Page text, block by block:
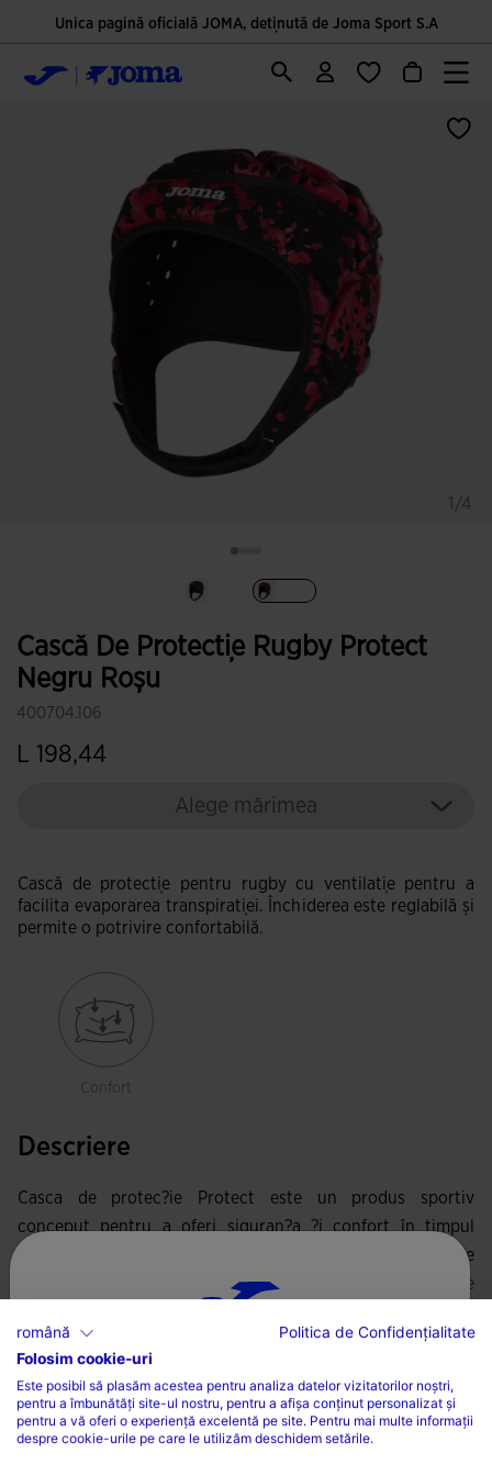
Unica pagină oficială JOMA, deținută de Joma Sport S.A
Cască De Protecție Rugby Protect
Negru Roșu
400704.106
L 198,44
Alege mărimea
Cască de protecție pentru rugby cu ventilație pentru a
facilita evaporarea transpirației. Închiderea este reglabilă și
permite o potrivire confortabilă.
Confort
Descriere
Casca de protec?ie Protect este un produs sportiv
conceput pentru a oferi siguran?a ?i confort în timpul
practicarii rugby-ului. Aceasta casca unisex dispune de
reglaj posterior printr-un ?nur elastic, care permite
asemenea, are o închidere aderenta la nivelul barbiei pentru
a asigura o fixare sigura.
Casca este fabricata din materiale de înalta calitate care
ofera o protec?ie excelenta. Panourile captu?ite furnizeaza
Citește mai mult
Caracteristici
ALEGEȚI ȚARA ȘI LIMBA
Țară
română
Politica de Confidențialitate
Folosim cookie-uri
Este posibil să plasăm acestea pentru analiza datelor vizitatorilor noștri,
pentru a îmbunătăți site-ul nostru, pentru a afișa conținut personalizat și
pentru a vă oferi o experiență excelentă pe site. Pentru mai multe informații
despre cookie-urile pe care le utilizăm deschidem setările.